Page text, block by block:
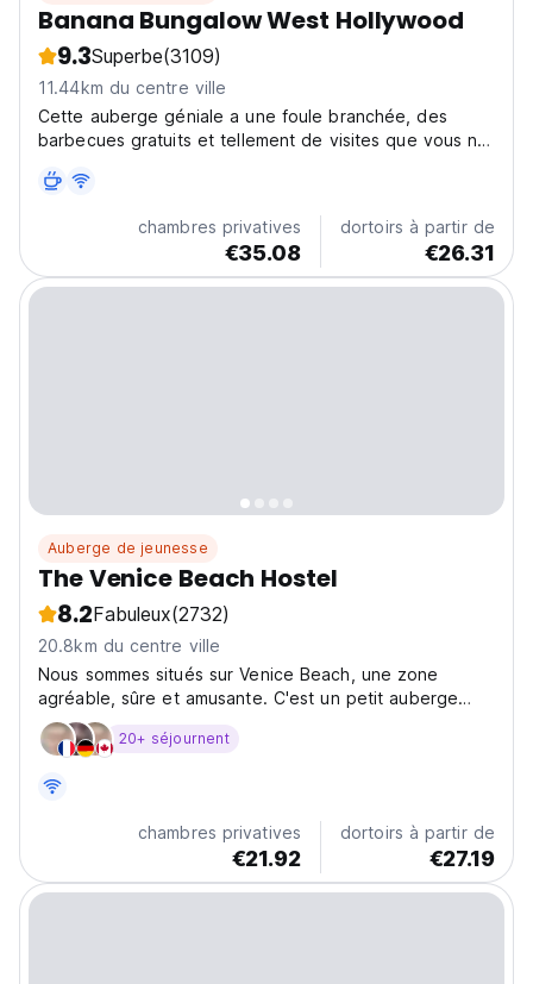
Banana Bungalow West Hollywood
9.3Superbe(3109)
11.44km du centre ville
Cette auberge géniale a une foule branchée, des
barbecues gratuits et tellement de visites que vous ne
chambres privatives
€35.08
dortoirs à partir de
€26.31
Auberge de jeunesse
The Venice Beach Hostel
8.2Fabuleux(2732)
20.8km du centre ville
Nous sommes situés sur Venice Beach, une zone
agréable, sûre et amusante. C'est un petit auberge
propre et accueillant avec des dortoirs et des
chambres privées.
20+ séjournent
chambres privatives
€21.92
dortoirs à partir de
€27.19